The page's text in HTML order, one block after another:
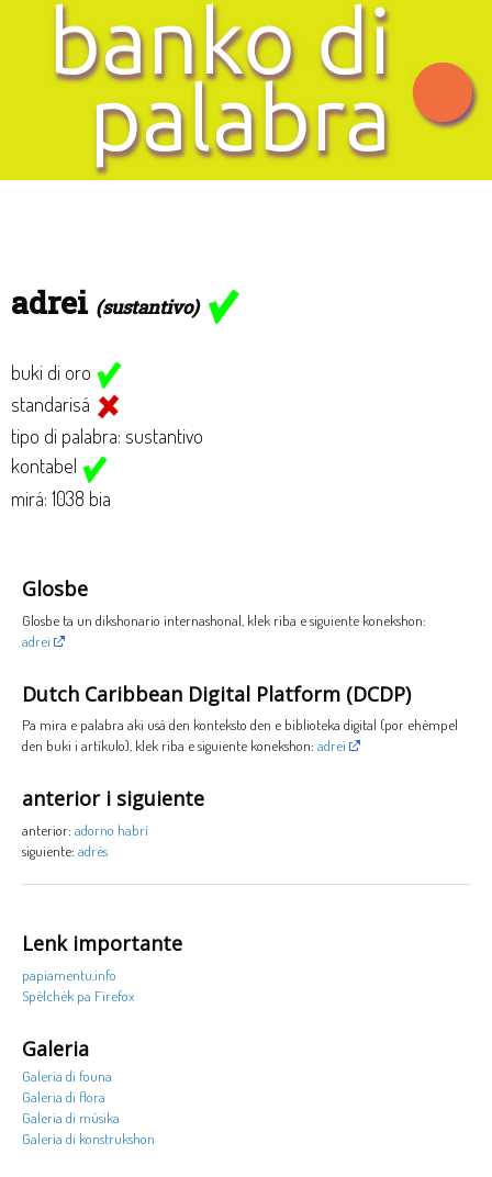
adrei (sustantivo)
buki di oro
standarisá
tipo di palabra: sustantivo
kontabel
mirá: 1038 bia
Glosbe
Glosbe ta un dikshonario internashonal, klek riba e siguiente konekshon:
adrei
Dutch Caribbean Digital Platform (DCDP)
Pa mira e palabra aki usá den konteksto den e biblioteka digital (por ehèmpel
den buki i artíkulo), klek riba e siguiente konekshon: adrei
anterior i siguiente
anterior: adorno habrí
siguiente: adrès
Lenk importante
papiamentu.info
Spèlchèk pa Firefox
Galeria
Galeria di founa
Galeria di flora
Galeria di músika
Galeria di konstrukshon